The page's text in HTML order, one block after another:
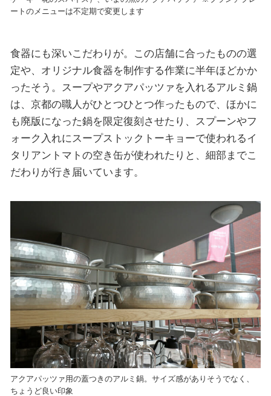
ートのメニューは不定期で変更します
食器にも深いこだわりが。この店舗に合ったものの選
定や、オリジナル食器を制作する作業に半年ほどかか
ったそう。スープやアクアパッツァを入れるアルミ鍋
は、京都の職人がひとつひとつ作ったもので、ほかに
も廃版になった鍋を限定復刻させたり、スプーンやフ
ォーク入れにスープストックトーキョーで使われるイ
タリアントマトの空き缶が使われたりと、細部までこ
だわりが行き届いています。
アクアパッツァ用の蓋つきのアルミ鍋。サイズ感がありそうでなく、
ちょうど良い印象